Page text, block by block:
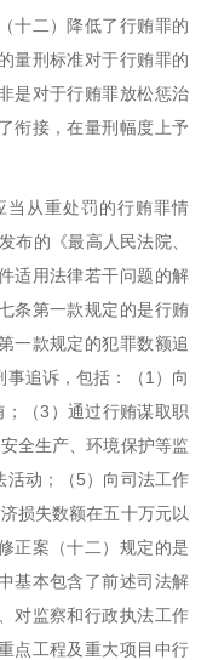
十二）降低了行贿罪的
量刑标准对于行贿罪的
是对于行贿罪放松惩治
衔接，在量刑幅度上予
当从重处罚的行贿罪情
布的《最高人民法院、
适用法律若干问题的解
条第一款规定的是行贿
一款规定的犯罪数额追
事追诉，包括：（1 ）向
；（3 ）通过行贿谋取职
全生产、环境保护等监
活动；（5）向司法工作
损失数额在五十万元以
正案（十二）规定的是
基本包含了前述司法解
对监察和行政执法工作
点工程及重大项目中行